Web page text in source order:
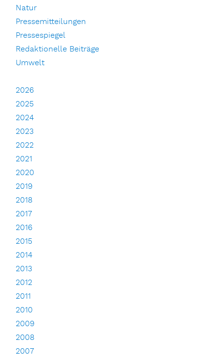
Natur
Pressemitteilungen
Pressespiegel
Redaktionelle Beiträge
Umwelt
2026
2025
2024
2023
2022
2021
2020
2019
2018
2017
2016
2015
2014
2013
2012
2011
2010
2009
2008
2007